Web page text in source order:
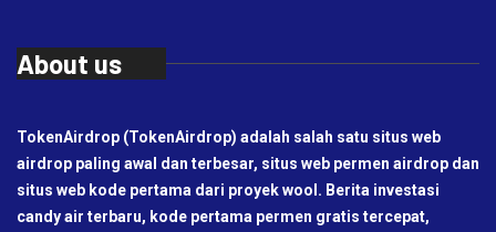
About us
TokenAirdrop (TokenAirdrop) adalah salah satu situs web
airdrop paling awal dan terbesar, situs web permen airdrop dan
situs web kode pertama dari proyek wool. Berita investasi
candy air terbaru, kode pertama permen gratis tercepat,